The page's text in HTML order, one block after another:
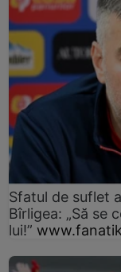
Sfatul de suflet
Bîrligea: „Să se
lui!”